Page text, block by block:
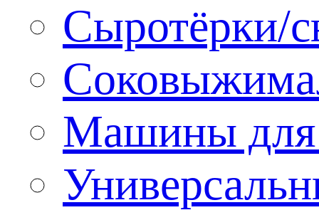
Сыротёрки/
Машины для